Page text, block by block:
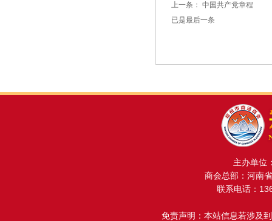
上一条： 中国共产党章程
已是最后一条
主办单位
商会总部：河南
联系电话：
免责声明：本站信息若涉及